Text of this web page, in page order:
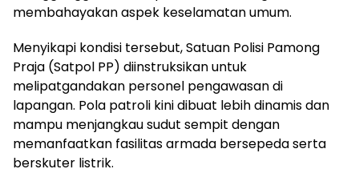
membahayakan aspek keselamatan umum.
Menyikapi kondisi tersebut, Satuan Polisi Pamong
Praja (Satpol PP) diinstruksikan untuk
melipatgandakan personel pengawasan di
lapangan. Pola patroli kini dibuat lebih dinamis dan
mampu menjangkau sudut sempit dengan
memanfaatkan fasilitas armada bersepeda serta
berskuter listrik.